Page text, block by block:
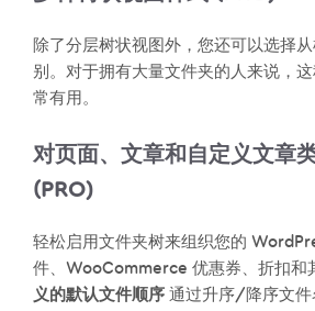
除了分层树状视图外，您还可以选择
别。对于拥有大量文件夹的人来说，
常有用。
对页面、文章和自定义文章
(PRO)
轻松启用文件夹树来组织您的
件、WooCommerce 优惠券、折扣和
义的默认文件顺序 通过升序/降序文件